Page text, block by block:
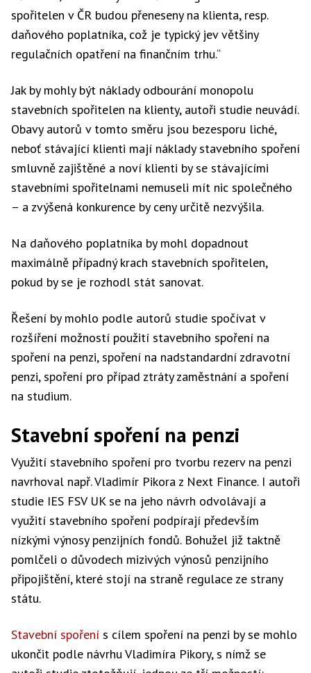
spořitelen v ČR budou přeneseny na klienta, resp.
daňového poplatníka, což je typický jev většiny
regulačních opatření na finančním trhu.“
Jak by mohly být náklady odbourání monopolu
stavebních spořitelen na klienty, autoři studie neuvádí.
Obavy autorů v tomto směru jsou bezesporu liché,
neboť stávající klienti mají náklady stavebního spoření
smluvně zajištěné a noví klienti by se stávajícími
stavebními spořitelnami nemuseli mít nic společného
– a zvýšená konkurence by ceny určitě nezvýšila.
Na daňového poplatníka by mohl dopadnout
maximálně případný krach stavebních spořitelen,
pokud by se je rozhodl stát sanovat.
Řešení by mohlo podle autorů studie spočívat v
rozšíření možností použití stavebního spoření na
spoření na penzi, spoření na nadstandardní zdravotní
penzi, spoření pro případ ztráty zaměstnání a spoření
na studium.
Stavební spoření na penzi
Využití stavebního spoření pro tvorbu rezerv na penzi
navrhoval např. Vladimír Pikora z Next Finance. I autoři
studie IES FSV UK se na jeho návrh odvolávají a
využití stavebního spoření podpírají především
nízkými výnosy penzijních fondů. Bohužel již taktně
pomlčeli o důvodech mizivých výnosů penzijního
připojištění, které stojí na straně regulace ze strany
státu.
Stavební spoření s cílem spoření na penzi by se mohlo
ukončit podle návrhu Vladimíra Pikory, s nímž se